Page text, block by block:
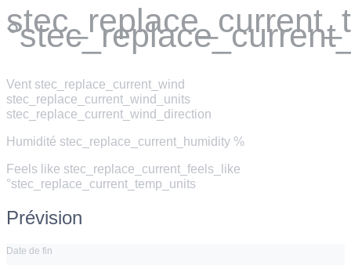
Vent stec_replace_current_wind
stec_replace_current_wind_units
stec_replace_current_wind_direction
Humidité stec_replace_current_humidity %
Feels like stec_replace_current_feels_like
°stec_replace_current_temp_units
Prévision
Date de fin